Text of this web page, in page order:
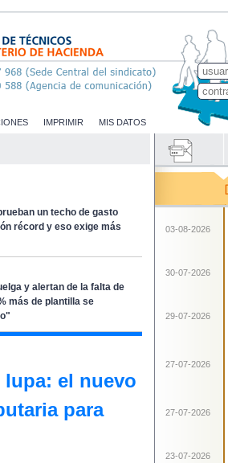
IMPRIMIR MIS DATOS
un techo de gasto
récord y eso exige más
y alertan de la falta de
más de plantilla se
el nuevo
para
03-08-2026
30-07-2026
29-07-2026
27-07-2026
27-07-2026
23-07-2026